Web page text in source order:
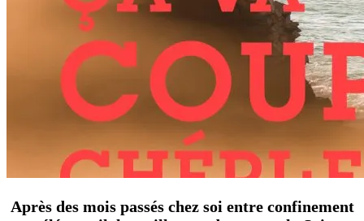
Après des mois passés chez soi entre confinement